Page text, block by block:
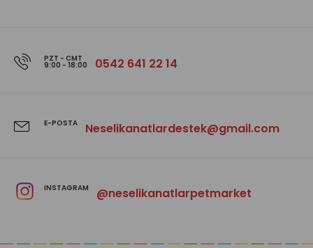
PZT - CMT
9:00 - 18:00 0542 641 22 14
E-POSTA Neselikanatlardestek@gmail.com
INSTAGRAM @neselikanatlarpetmarket